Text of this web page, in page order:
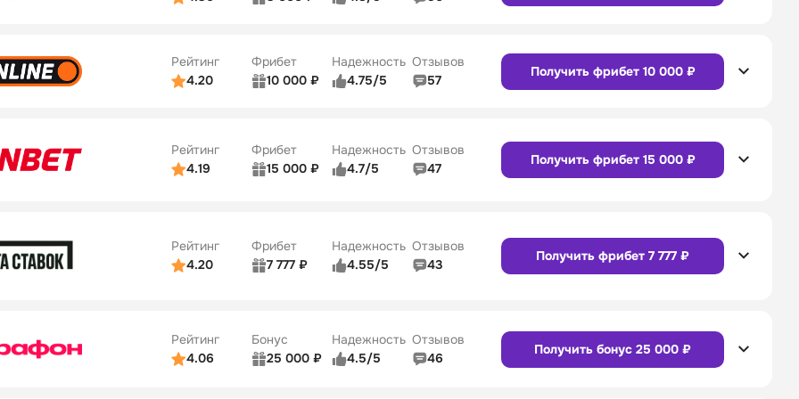
Сайт Приложение
4/5
Рейтинг
4.20
Фрибет
10 000 ₽
Надежность
4.75/5
Отзывов
57
Получить фрибет 10 000 ₽
5/5Рейтинг
4.19
Фрибет
15 000 ₽
Надежность
4.7/5
Отзывов
47
Получить фрибет 15 000 ₽
4/5Рейтинг
4.20
Фрибет
7 777 ₽
Надежность
4.55/5
Отзывов
43
Получить фрибет 7 777 ₽
5/5Рейтинг
4.06
Бонус
25 000 ₽
Надежность
4.5/5
Отзывов
46
Получить бонус 25 000 ₽